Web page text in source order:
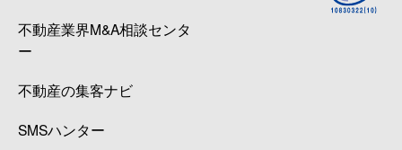
不動産業界M&A相談センタ
ー
不動産の集客ナビ
SMSハンター